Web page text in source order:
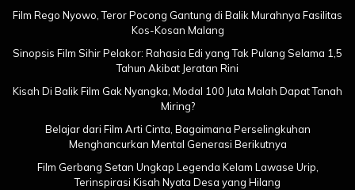
Film Rego Nyowo, Teror Pocong Gantung di Balik Murahnya Fasilitas
Kos-Kosan Malang
Sinopsis Film Sihir Pelakor: Rahasia Edi yang Tak Pulang Selama 1,5
Tahun Akibat Jeratan Rini
Kisah Di Balik Film Gak Nyangka, Modal 100 Juta Malah Dapat Tanah
Miring?
Belajar dari Film Arti Cinta, Bagaimana Perselingkuhan
Menghancurkan Mental Generasi Berikutnya
Film Gerbang Setan Ungkap Legenda Kelam Lawase Urip,
Terinspirasi Kisah Nyata Desa yang Hilang